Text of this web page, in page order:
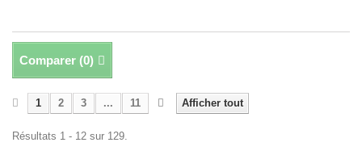
Comparer (0)
Afficher tout
1 2 3 ... 11
Résultats 1 - 12 sur 129.